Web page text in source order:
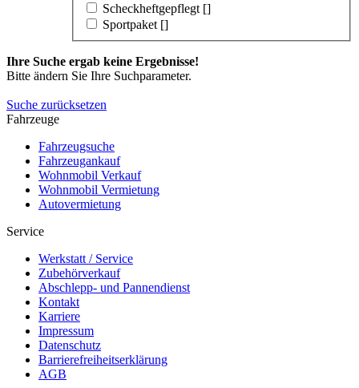
Scheckheftgepflegt []
Sportpaket []
Ihre Suche ergab keine Ergebnisse!
Bitte ändern Sie Ihre Suchparameter.
Suche zurücksetzen
Fahrzeuge
Fahrzeugsuche
Fahrzeugankauf
Wohnmobil Verkauf
Wohnmobil Vermietung
Autovermietung
Service
Werkstatt / Service
Zubehörverkauf
Abschlepp- und Pannendienst
Kontakt
Karriere
Impressum
Datenschutz
Barrierefreiheitserklärung
AGB